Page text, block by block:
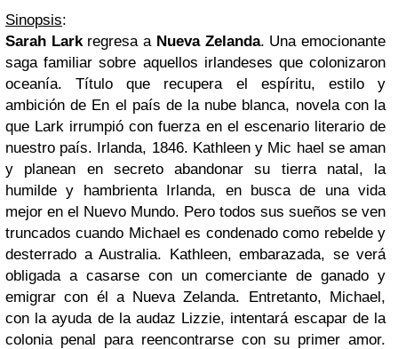
Sinopsis:
Sarah Larkregresa a Nueva Zelanda. Una emocionante
saga familiar sobre aquellos irlandeses que colonizaron
oceanía. Título que recupera el espíritu, estilo y
ambición de En el país de la nube blanca, novela con la
que Lark irrumpió con fuerza en el escenario literario de
nuestro país. Irlanda, 1846. Kathleen y Mic hael se aman
y planean en secreto abandonar su tierra natal, la
humilde y hambrienta Irlanda, en busca de una vida
mejor en el Nuevo Mundo. Pero todos sus sueños se ven
truncados cuando Michael es condenado como rebelde y
desterrado a Australia. Kathleen, embarazada, se verá
obligada a casarse con un comerciante de ganado y
emigrar con él a Nueva Zelanda. Entretanto, Michael,
con la ayuda de la audaz Lizzie, intentará escapar de la
colonia penal para reencontrarse con su primer amor.